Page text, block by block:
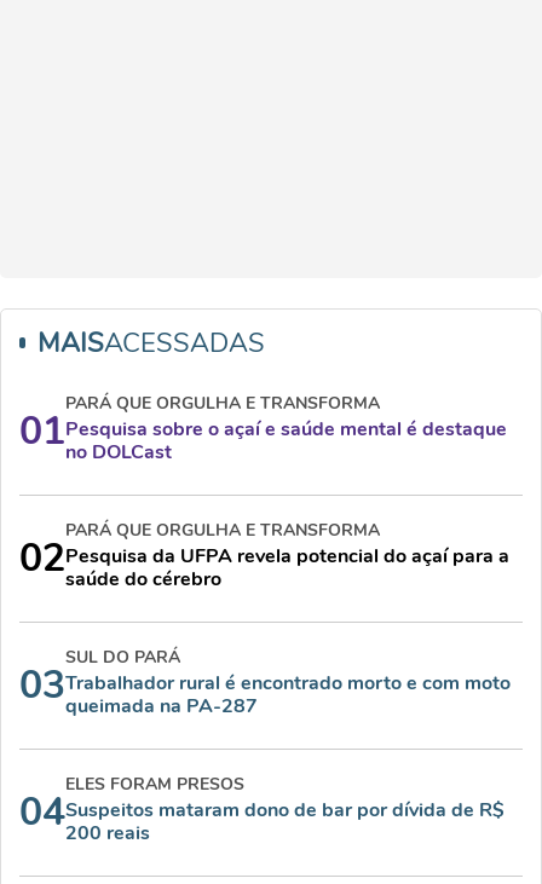
MAISACESSADAS
01
PARÁ QUE ORGULHA E TRANSFORMA
Pesquisa sobre o açaí e saúde mental é destaque
no DOLCast
02
PARÁ QUE ORGULHA E TRANSFORMA
Pesquisa da UFPA revela potencial do açaí para a
saúde do cérebro
03
SUL DO PARÁ
Trabalhador rural é encontrado morto e com moto
queimada na PA-287
04
ELES FORAM PRESOS
Suspeitos mataram dono de bar por dívida de R$
200 reais